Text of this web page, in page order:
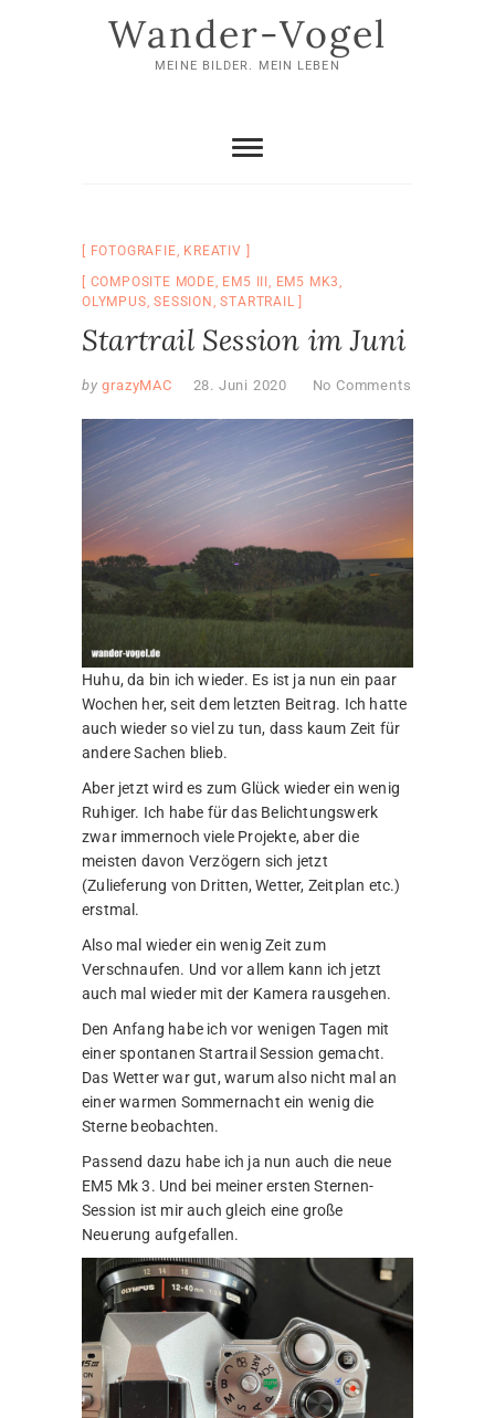
Wander-Vogel
MEINE BILDER. MEIN LEBEN
FOTOGRAFIE, KREATIV
COMPOSITE MODE, EM5 III, EM5 MK3,
OLYMPUS,SESSION ,STARTRAIL
Startrail Session im Juni
by grazyMAC 28. Juni 2020 No Comments
Huhu, da bin ich wieder. Es ist ja nun ein paar
Wochen her, seit dem letzten Beitrag. Ich hatte
auch wieder so viel zu tun, dass kaum Zeit für
andere Sachen blieb.
Aber jetzt wird es zum Glück wieder ein wenig
Ruhiger. Ich habe für das Belichtungswerk
zwar immernoch viele Projekte, aber die
meisten davon Verzögern sich jetzt
(Zulieferung von Dritten, Wetter, Zeitplan etc.)
erstmal.
Also mal wieder ein wenig Zeit zum
Verschnaufen. Und vor allem kann ich jetzt
auch mal wieder mit der Kamera rausgehen.
Den Anfang habe ich vor wenigen Tagen mit
einer spontanen Startrail Session gemacht.
Das Wetter war gut, warum also nicht mal an
einer warmen Sommernacht ein wenig die
Sterne beobachten.
Passend dazu habe ich ja nun auch die neue
EM5 Mk 3. Und bei meiner ersten Sternen-
Session ist mir auch gleich eine große
Neuerung aufgefallen.